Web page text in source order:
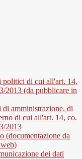
politici di cui all'art. 14,
2013 (da pubblicare in
amministrazione, di
di cui all'art. 14, co.
2013
(documentazione da
dei dati